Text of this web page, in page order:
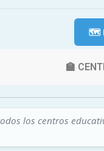
🗺️
🏫
los centros